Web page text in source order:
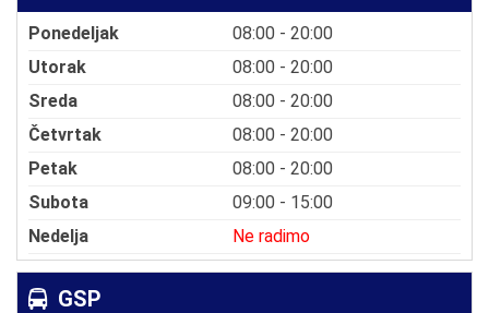
Ponedeljak
08:00 - 20:00
Utorak
08:00 - 20:00
Sreda
08:00 - 20:00
Četvrtak
08:00 - 20:00
Petak
08:00 - 20:00
Subota
09:00 - 15:00
Nedelja
Ne radimo
GSP